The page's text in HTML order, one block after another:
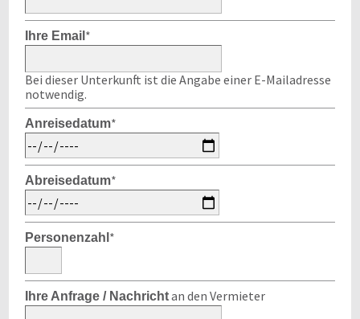
Ihre Email *
Bei dieser Unterkunft ist die Angabe einer E-Mailadresse
notwendig.
Anreisedatum*
Abreisedatum*
Personenzahl *
Ihre Anfrage / Nachrichtan den Vermieter